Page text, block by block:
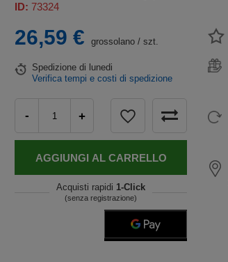
ID:73324
26,59 € grossolano /szt.
Spedizionedi lunedi
Verifica tempi e costi di spedizione
- +
AGGIUNGI AL CARRELLO
Acquisti rapidi 1-Click
(senza registrazione)